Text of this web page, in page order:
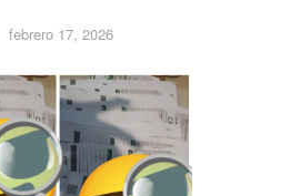
febrero 17, 2026